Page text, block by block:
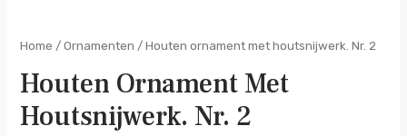
Home /Ornamenten / Houten ornament met houtsnijwerk. Nr. 2
Houten Ornament Met
Houtsnijwerk. Nr. 2